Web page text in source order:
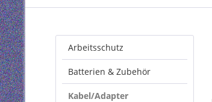
Arbeitsschutz
Batterien & Zubehör
Kabel/Adapter